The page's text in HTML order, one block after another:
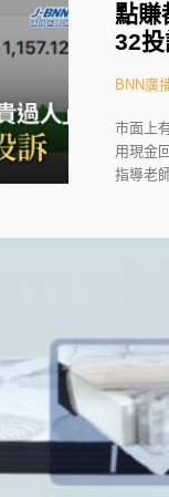
點賺
32投
BNN廣
市面上
用現金
指導老